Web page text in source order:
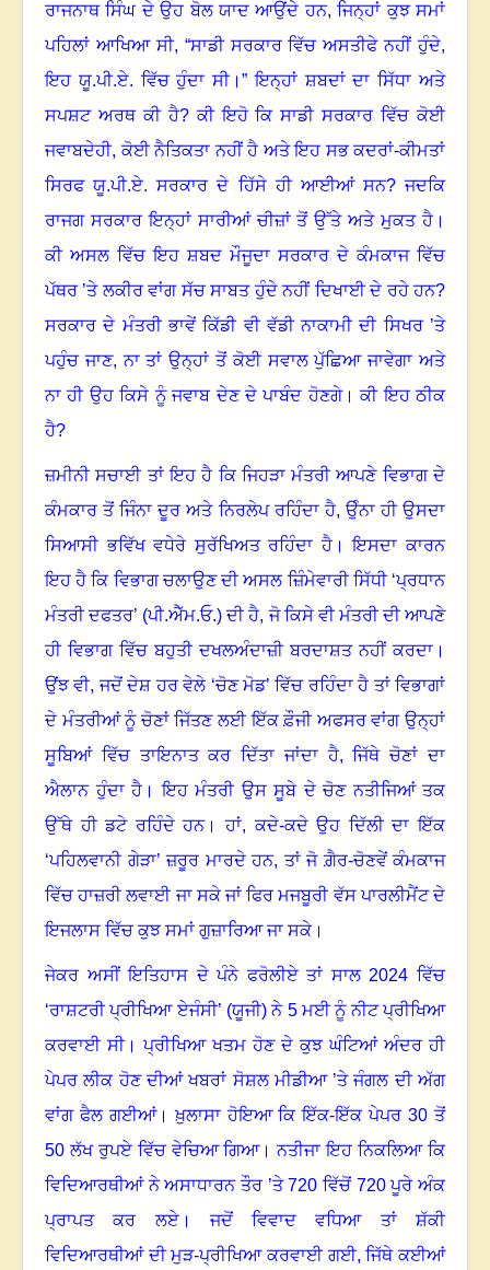
ਰਾਜਨਾਥ ਸਿੰਘ ਦੇ ਉਹ ਬੋਲ ਯਾਦ ਆਉਂਦੇ ਹਨ,ਜਿਨ੍ਹਾਂ ਕੁਝ ਸਮਾਂ
ਪਹਿਲਾਂ ਆਖਿਆ ਸੀ, “ਸਾਡੀ ਸਰਕਾਰ ਵਿੱਚ ਅਸਤੀਫੇ ਨਹੀਂ ਹੁੰਦੇ,
ਇਹ ਯੂ.ਪੀ.ਏ. ਵਿੱਚ ਹੁੰਦਾ ਸੀ।”ਇਨ੍ਹਾਂ ਸ਼ਬਦਾਂ ਦਾ ਸਿੱਧਾ ਅਤੇ
ਸਪਸ਼ਟ ਅਰਥ ਕੀ ਹੈ?ਕੀ ਇਹੋ ਕਿ ਸਾਡੀ ਸਰਕਾਰ ਵਿੱਚ ਕੋਈ
ਜਵਾਬਦੇਹੀ,ਕੋਈ ਨੈਤਿਕਤਾ ਨਹੀਂ ਹੈ ਅਤੇ ਇਹ ਸਭ ਕਦਰਾਂ-ਕੀਮਤਾਂ
ਸਿਰਫ ਯੂ.ਪੀ.ਏ. ਸਰਕਾਰ ਦੇ ਹਿੱਸੇ ਹੀ ਆਈਆਂ ਸਨ?ਜਦਕਿ
ਰਾਜਗ ਸਰਕਾਰ ਇਨ੍ਹਾਂ ਸਾਰੀਆਂ ਚੀਜ਼ਾਂ ਤੋਂ ਉੱਤੇ ਅਤੇ ਮੁਕਤ ਹੈ ।
ਕੀ ਅਸਲ ਵਿੱਚ ਇਹ ਸ਼ਬਦ ਮੌਜੂਦਾ ਸਰਕਾਰ ਦੇ ਕੰਮਕਾਜ ਵਿੱਚ
ਪੱਥਰ ’ਤੇ ਲਕੀਰ ਵਾਂਗ ਸੱਚ ਸਾਬਤ ਹੁੰਦੇ ਨਹੀਂ ਦਿਖਾਈ ਦੇ ਰਹੇ ਹਨ?
ਸਰਕਾਰ ਦੇ ਮੰਤਰੀ ਭਾਵੇਂ ਕਿੱਡੀ ਵੀ ਵੱਡੀ ਨਾਕਾਮੀ ਦੀ ਸਿਖਰ ’ਤੇ
ਪਹੁੰਚ ਜਾਣ,ਨਾ ਤਾਂ ਉਨ੍ਹਾਂ ਤੋਂ ਕੋਈ ਸਵਾਲ ਪੁੱਛਿਆ ਜਾਵੇਗਾ ਅਤੇ
ਨਾ ਹੀ ਉਹ ਕਿਸੇ ਨੂੰ ਜਵਾਬ ਦੇਣ ਦੇ ਪਾਬੰਦ ਹੋਣਗੇ।ਕੀ ਇਹ ਠੀਕ
ਹੈ?
ਜ਼ਮੀਨੀ ਸਚਾਈ ਤਾਂ ਇਹ ਹੈ ਕਿ ਜਿਹੜਾ ਮੰਤਰੀ ਆਪਣੇ ਵਿਭਾਗ ਦੇ
ਕੰਮਕਾਰ ਤੋਂ ਜਿੰਨਾ ਦੂਰ ਅਤੇ ਨਿਰਲੇਪ ਰਹਿੰਦਾ ਹੈ, ਉੰਨਾ ਹੀ ਉਸਦਾ
ਸਿਆਸੀ ਭਵਿੱਖ ਵਧੇਰੇ ਸੁਰੱਖਿਅਤ ਰਹਿੰਦਾ ਹੈ।ਇਸਦਾ ਕਾਰਨ
ਇਹ ਹੈ ਕਿ ਵਿਭਾਗ ਚਲਾਉਣ ਦੀ ਅਸਲ ਜ਼ਿੰਮੇਵਾਰੀ ਸਿੱਧੀ ‘ਪ੍ਰਧਾਨ
ਮੰਤਰੀ ਦਫਤਰ’ (ਪੀ.ਐੱਮ.ਓ.) ਦੀ ਹੈ,ਜੋ ਕਿਸੇ ਵੀ ਮੰਤਰੀ ਦੀ ਆਪਣੇ
ਹੀ ਵਿਭਾਗ ਵਿੱਚ ਬਹੁਤੀ ਦਖਲਅੰਦਾਜ਼ੀ ਬਰਦਾਸ਼ਤ ਨਹੀਂ ਕਰਦਾ ।
ਉਂਝ ਵੀ,ਜਦੋਂ ਦੇਸ਼ ਹਰ ਵੇਲੇ ‘ਚੋਣ ਮੋਡ’ ਵਿੱਚ ਰਹਿੰਦਾ ਹੈ ਤਾਂ ਵਿਭਾਗਾਂ
ਦੇ ਮੰਤਰੀਆਂ ਨੂੰ ਚੋਣਾਂ ਜਿੱਤਣ ਲਈ ਇੱਕ ਫ਼ੌਜੀ ਅਫਸਰ ਵਾਂਗ ਉਨ੍ਹਾਂ
ਸੂਬਿਆਂ ਵਿੱਚ ਤਾਇਨਾਤ ਕਰ ਦਿੱਤਾ ਜਾਂਦਾ ਹੈ,ਜਿੱਥੇ ਚੋਣਾਂ ਦਾ
ਐਲਾਨ ਹੁੰਦਾ ਹੈ ।ਇਹ ਮੰਤਰੀ ਉਸ ਸੂਬੇ ਦੇ ਚੋਣ ਨਤੀਜਿਆਂ ਤਕ
ਉੱਥੇ ਹੀ ਡਟੇ ਰਹਿੰਦੇ ਹਨ।ਹਾਂ,ਕਦੇ-ਕਦੇ ਉਹ ਦਿੱਲੀ ਦਾ ਇੱਕ
‘ਪਹਿਲਵਾਨੀ ਗੇੜਾ’ ਜ਼ਰੂਰ ਮਾਰਦੇ ਹਨ, ਤਾਂ ਜੋ ਗ਼ੈਰ-ਚੋਣਵੇਂ ਕੰਮਕਾਜ
ਵਿੱਚ ਹਾਜ਼ਰੀ ਲਵਾਈ ਜਾ ਸਕੇ ਜਾਂ ਫਿਰ ਮਜਬੂਰੀ ਵੱਸ ਪਾਰਲੀਮੈਂਟ ਦੇ
ਇਜਲਾਸ ਵਿੱਚ ਕੁਝ ਸਮਾਂ ਗੁਜ਼ਾਰਿਆ ਜਾ ਸਕੇ।
ਜੇਕਰ ਅਸੀਂ ਇਤਿਹਾਸ ਦੇ ਪੰਨੇ ਫਰੋਲੀਏ ਤਾਂ ਸਾਲ 2024 ਵਿੱਚ
‘ਰਾਸ਼ਟਰੀ ਪ੍ਰੀਖਿਆ ਏਜੰਸੀ’ (ਯੂਜੀ) ਨੇ 5ਮਈ ਨੂੰ ਨੀਟ ਪ੍ਰੀਖਿਆ
ਕਰਵਾਈ ਸੀ।ਪ੍ਰੀਖਿਆ ਖਤਮ ਹੋਣ ਦੇ ਕੁਝ ਘੰਟਿਆਂ ਅੰਦਰ ਹੀ
ਪੇਪਰ ਲੀਕ ਹੋਣ ਦੀਆਂ ਖਬਰਾਂ ਸੋਸ਼ਲ ਮੀਡੀਆ ’ਤੇ ਜੰਗਲ ਦੀ ਅੱਗ
ਵਾਂਗ ਫੈਲ ਗਈਆਂ।ਖ਼ੁਲਾਸਾ ਹੋਇਆ ਕਿ ਇੱਕ-ਇੱਕ ਪੇਪਰ30 ਤੋਂ
50 ਲੱਖ ਰੁਪਏ ਵਿੱਚ ਵੇਚਿਆ ਗਿਆ।ਨਤੀਜਾ ਇਹ ਨਿਕਲਿਆ ਕਿ
ਵਿਦਿਆਰਥੀਆਂ ਨੇ ਅਸਾਧਾਰਨ ਤੌਰ ’ਤੇ720 ਵਿੱਚੋਂ 720ਪੂਰੇ ਅੰਕ
ਪ੍ਰਾਪਤ ਕਰ ਲਏ।ਜਦੋਂ ਵਿਵਾਦ ਵਧਿਆ ਤਾਂ ਸ਼ੱਕੀ
ਵਿਦਿਆਰਥੀਆਂ ਦੀ ਮੁੜ-ਪ੍ਰੀਖਿਆ ਕਰਵਾਈ ਗਈ,ਜਿੱਥੇ ਕਈਆਂ